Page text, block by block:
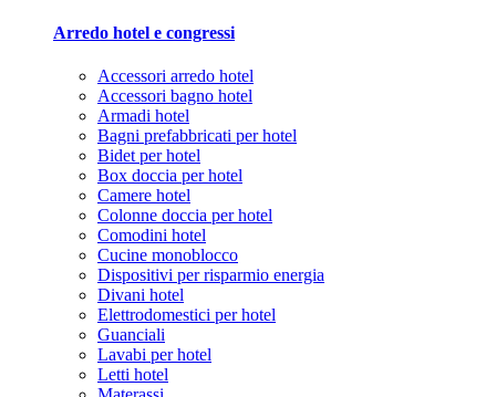
Arredo hotel e congressi
Accessori arredo hotel
Accessori bagno hotel
Armadi hotel
Bagni prefabbricati per hotel
Bidet per hotel
Box doccia per hotel
Camere hotel
Colonne doccia per hotel
Comodini hotel
Cucine monoblocco
Dispositivi per risparmio energia
Divani hotel
Elettrodomestici per hotel
Guanciali
Lavabi per hotel
Letti hotel